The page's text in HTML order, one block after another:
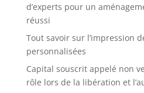
d’experts pour un
réussi
Tout savoir sur l’impression
personnalisées
Capital souscrit appelé non
rôle lors de la libération et